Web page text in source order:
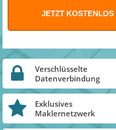
Verschlüsselte
Datenverbindung
Exklusives
Maklernetzwerk